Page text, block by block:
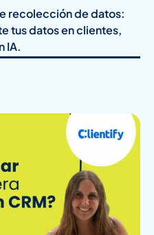
recolección de datos:
tus datos en clientes,
IA.